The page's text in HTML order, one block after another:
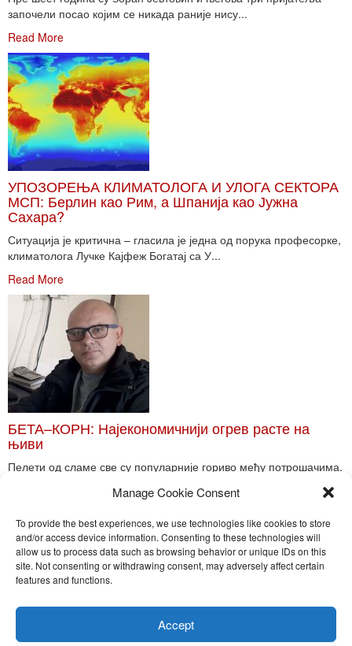
Manage Cookie Consent
To provide the best experiences, we use technologies like cookies to store
and/or access device information. Consenting to these technologies will
allow us to process data such as browsing behavior or unique IDs on this
site. Not consenting or withdrawing consent, may adversely affect certain
features and functions.
Accept
започели посао којим се никада раније нису...
Read More
УПОЗОРЕЊА КЛИМАТОЛОГА И УЛОГА СЕКТОРА
МСП: Берлин као Рим, а Шпанија као Јужна
Сахара?
Ситуација је критична – гласила је једна од порука професорке,
климатолога Лучке Кајфеж Богатај са У...
Read More
БЕТА–КОРН: Најекономичнији огрев расте на
њиви
Пелети од сламе све су популарније гориво међу потрошачима.
Toggle
Nira Press d.o.o.
Sadržaj ovog sajta je zakonom zaštićena intelektualna svojina